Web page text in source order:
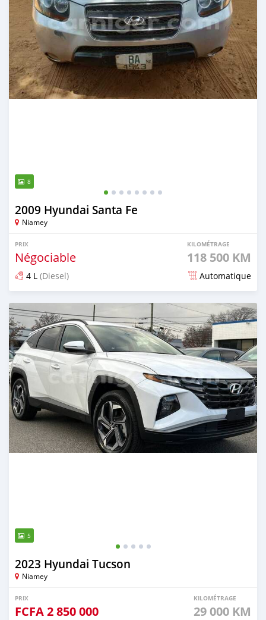
8
2009 Hyundai Santa Fe
Niamey
PRIX
Négociable
KILOMÉTRAGE
118 500 KM
4 L (Diesel) Automatique
Publié il y a 5 mois
5
2023 Hyundai Tucson
Niamey
PRIX
FCFA2 850 000
KILOMÉTRAGE
29 000 KM